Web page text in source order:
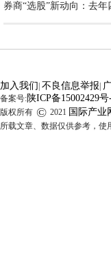
券商“选股”新动向：去
加入我们 不良信息举报
备案号:陕ICP备15002429号
版权所有 © 2021 国际产业
所载文章、数据仅供参考，